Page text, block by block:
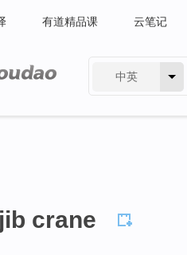
有道精品课 云笔记
中英
crane